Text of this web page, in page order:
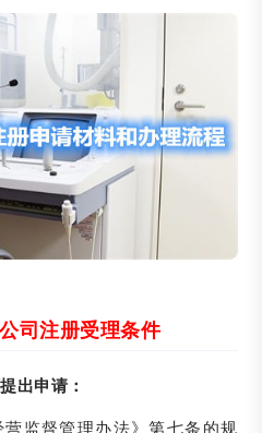
司注册受理条件
出申请：
监督管理办法》第七条的规